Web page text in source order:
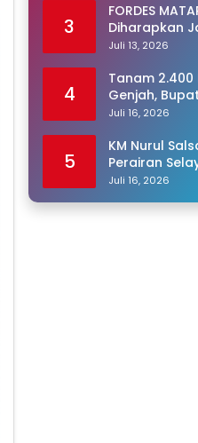
3
FORDES
Diharapkan
Program
Juli 13, 2026
4
Tanam 2.400
Genjah,
Sentra
Juli 16, 2026
5
KM Nurul
Perairan
Penumpang
Juli 16, 2026